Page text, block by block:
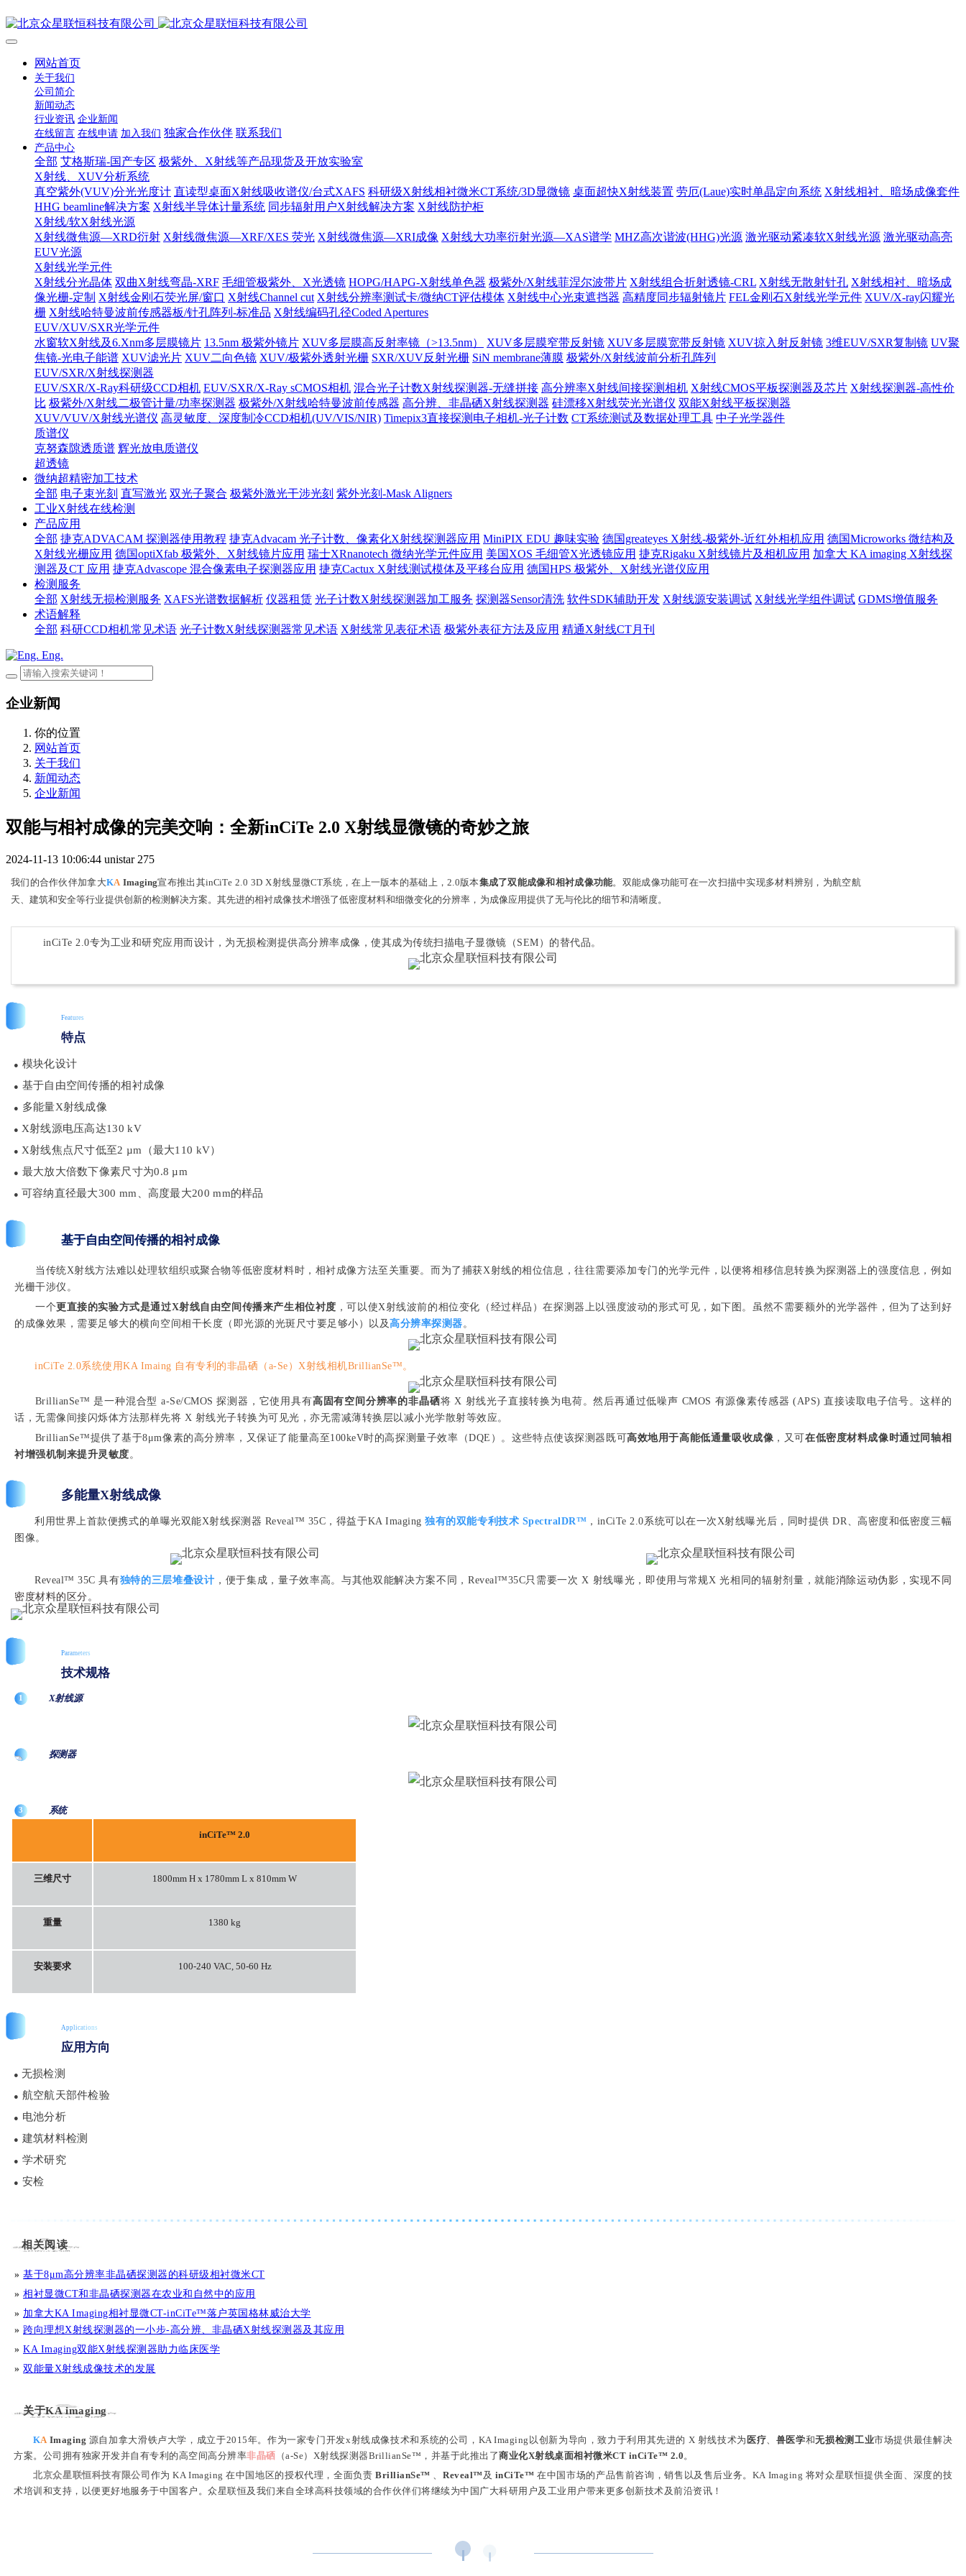
网站首页
关于我们
公司简介
新闻动态
行业资讯 企业新闻
在线留言 在线申请 加入我们 独家合作伙伴 联系我们
产品中心
全部 艾格斯瑞-国产专区 极紫外、X射线等产品现货及开放实验室
X射线、XUV分析系统
真空紫外(VUV)分光光度计 直读型桌面X射线吸收谱仪/台式XAFS 科研级X射线相衬微米CT系统/3D显微镜 桌面超快X射线装置 劳厄(Laue)实时单晶定向系统 X射线相衬、暗场成像套件
HHG beamline解决方案 X射线半导体计量系统 同步辐射用户X射线解决方案 X射线防护柜
X射线/软X射线光源
X射线微焦源—XRD衍射 X射线微焦源—XRF/XES 荧光 X射线微焦源—XRI成像 X射线大功率衍射光源—XAS谱学 MHZ高次谐波(HHG)光源 激光驱动紧凑软X射线光源 激光驱动高亮
EUV光源
X射线光学元件
X射线分光晶体 双曲X射线弯晶-XRF 毛细管极紫外、X光透镜 HOPG/HAPG-X射线单色器 极紫外/X射线菲涅尔波带片 X射线组合折射透镜-CRL X射线无散射针孔 X射线相衬、暗场成
像光栅-定制 X射线金刚石荧光屏/窗口 X射线Channel cut X射线分辨率测试卡/微纳CT评估模体 X射线中心光束遮挡器 高精度同步辐射镜片 FEL金刚石X射线光学元件 XUV/X-ray闪耀光
栅 X射线哈特曼波前传感器板/针孔阵列-标准品 X射线编码孔径Coded Apertures
EUV/XUV/SXR光学元件
水窗软X射线及6.Xnm多层膜镜片 13.5nm 极紫外镜片 XUV多层膜高反射率镜（>13.5nm） XUV多层膜窄带反射镜 XUV多层膜宽带反射镜 XUV掠入射反射镜 3维EUV/SXR复制镜 UV聚
焦镜-光电子能谱 XUV滤光片 XUV二向色镜 XUV/极紫外透射光栅 SXR/XUV反射光栅 SiN membrane薄膜 极紫外/X射线波前分析孔阵列
EUV/SXR/X射线探测器
EUV/SXR/X-Ray科研级CCD相机 EUV/SXR/X-Ray sCMOS相机 混合光子计数X射线探测器-无缝拼接 高分辨率X射线间接探测相机 X射线CMOS平板探测器及芯片 X射线探测器-高性价
比 极紫外/X射线二极管计量/功率探测器 极紫外/X射线哈特曼波前传感器 高分辨、非晶硒X射线探测器 硅漂移X射线荧光光谱仪 双能X射线平板探测器
XUV/VUV/X射线光谱仪 高灵敏度、深度制冷CCD相机(UV/VIS/NIR) Timepix3直接探测电子相机-光子计数 CT系统测试及数据处理工具 中子光学器件
质谱仪
克努森隙透质谱 辉光放电质谱仪
超透镜
微纳超精密加工技术
全部 电子束光刻 直写激光 双光子聚合 极紫外激光干涉光刻 紫外光刻-Mask Aligners
工业X射线在线检测
产品应用
全部 捷克ADVACAM 探测器使用教程 捷克Advacam 光子计数、像素化X射线探测器应用 MiniPIX EDU 趣味实验 德国greateyes X射线-极紫外-近红外相机应用 德国Microworks 微结构及
X射线光栅应用 德国optiXfab 极紫外、X射线镜片应用 瑞士XRnanotech 微纳光学元件应用 美国XOS 毛细管X光透镜应用 捷克Rigaku X射线镜片及相机应用 加拿大 KA imaging X射线探
测器及CT 应用 捷克Advascope 混合像素电子探测器应用 捷克Cactux X射线测试模体及平移台应用 德国HPS 极紫外、X射线光谱仪应用
检测服务
全部 X射线无损检测服务 XAFS光谱数据解析 仪器租赁 光子计数X射线探测器加工服务 探测器Sensor清洗 软件SDK辅助开发 X射线源安装调试 X射线光学组件调试 GDMS增值服务
术语解释
全部 科研CCD相机常见术语 光子计数X射线探测器常见术语 X射线常见表征术语 极紫外表征方法及应用 精通X射线CT月刊
Eng.
企业新闻
你的位置
网站首页
关于我们
新闻动态
企业新闻
双能与相衬成像的完美交响：全新inCiTe 2.0 X射线显微镜的奇妙之旅
2024-11-13 10:06:44 unistar 275
我们的合作伙伴加拿大KAImaging宣布推出其inCiTe 2.0 3D X射线显微CT系统，在上一版本的基础上，2.0版本集成了双能成像和相衬成像功能。双能成像功能可在一次扫描中实现多材料辨别，为航空航
天、建筑和安全等行业提供创新的检测解决方案。其先进的相衬成像技术增强了低密度材料和细微变化的分辨率，为成像应用提供了无与伦比的细节和清晰度。
inCiTe 2.0专为工业和研究应用而设计，为无损检测提供高分辨率成像，使其成为传统扫描电子显微镜（SEM）的替代品。
Features
特点
● 模块化设计
● 基于自由空间传播的相衬成像
● 多能量X射线成像
● X射线源电压高达130 kV
● X射线焦点尺寸低至2 µm（最大110 kV）
● 最大放大倍数下像素尺寸为0.8 µm
● 可容纳直径最大300 mm、高度最大200 mm的样品
基于自由空间传播的相衬成像
当传统X射线方法难以处理软组织或聚合物等低密度材料时，相衬成像方法至关重要。而为了捕获X射线的相位信息，往往需要添加专门的光学元件，以便将相移信息转换为探测器上的强度信息，例如
光栅干涉仪。
一个更直接的实验方式是通过X射线自由空间传播来产生相位衬度 ，可以使X射线波前的相位变化（经过样品）在探测器上以强度波动的形式可见，如下图。虽然不需要额外的光学器件，但为了达到好
的成像效果，需要足够大的横向空间相干长度（即光源的光斑尺寸要足够小）以及高分辨率探测器。
inCiTe 2.0系统使用KA Imaing 自有专利的非晶硒（a-Se）X射线相机BrillianSe™。
BrillianSe™ 是一种混合型 a-Se/CMOS 探测器，它使用具有高固有空间分辨率的非晶硒将 X 射线光子直接转换为电荷。然后再通过低噪声 CMOS 有源像素传感器 (APS) 直接读取电子信号。这样的
话，无需像间接闪烁体方法那样先将 X 射线光子转换为可见光，亦无需减薄转换层以减小光学散射等效应。
BrillianSe™提供了基于8μm像素的高分辨率，又保证了能量高至100keV时的高探测量子效率（DQE）。这些特点使该探测器既可高效地用于高能低通量吸收成像 ，又可在低密度材料成像时通过同轴相
衬增强机制来提升灵敏度。
多能量X射线成像
利用世界上首款便携式的单曝光双能X射线探测器 Reveal™ 35C，得益于KA Imaging独有的双能专利技术 SpectralDR™ ，inCiTe 2.0系统可以在一次X射线曝光后，同时提供 DR、高密度和低密度三幅
图像。
Reveal™ 35C 具有独特的三层堆叠设计 ，便于集成，量子效率高。与其他双能解决方案不同，Reveal™35C只需要一次 X 射线曝光，即使用与常规X 光相同的辐射剂量，就能消除运动伪影，实现不同
密度材料的区分。
Parameters
技术规格
1 X射线源
探测器
3 系统
inCiTe™ 2.0
三维尺寸 1800mm H x 1780mm L x 810mm W
重量 1380 kg
安装要求 100-240 VAC, 50-60 Hz
Applications
应用方向
● 无损检测
● 航空航天部件检验
● 电池分析
● 建筑材料检测
● 学术研究
● 安检
相关阅读
» 基于8μm高分辨率非晶硒探测器的科研级相衬微米CT
» 相衬显微CT和非晶硒探测器在农业和自然中的应用
» 加拿大KA Imaging相衬显微CT-inCiTe™落户英国格林威治大学
» 跨向理想X射线探测器的一小步-高分辨、非晶硒X射线探测器及其应用
» KA Imaging双能X射线探测器助力临床医学
» 双能量X射线成像技术的发展
关于KA imaging
KAImaging 源自加拿大滑铁卢大学，成立于2015年。作为一家专门开发x射线成像技术和系统的公司，KA Imaging以创新为导向，致力于利用其先进的 X 射线技术为 医疗 兽医学和无损检测工业市场提供最佳解决
方案。公司拥有独家开发并自有专利的高空间高分辨率非晶硒 （a-Se）X射线探测器BrillianSe™，并基于此推出了商业化X射线桌面相衬微米CT inCiTe™ 2.0 。
北京众星联恒科技有限公司 作为 KA Imaging 在中国地区的授权代理，全面负责 BrillianSe™ 、Reveal™及 inCiTe™在中国市场的产品售前咨询，销售以及售后业务。KA Imaging 将对众星联恒提供全面、深度的技
术培训和支持，以便更好地服务于中国客户。众星联恒及我们来自全球高科技领域的合作伙伴们将继续为中国广大科研用户及工业用户带来更多创新技术及前沿资讯！